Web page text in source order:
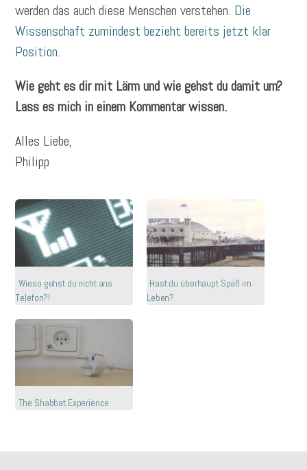
werden das auch diese Menschen verstehen. Die
Wissenschaft zumindest bezieht bereits jetzt klar
Position.
Wie geht es dir mit Lärm und wie gehst du damit um?
Lass es mich in einem Kommentar wissen.
Alles Liebe,
Philipp
Wieso gehst du nicht ans
Telefon?!
Hast du überhaupt Spaß im
Leben?
The Shabbat Experience